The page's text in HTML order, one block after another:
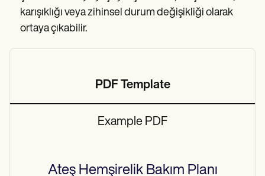
karışıklığı veya zihinsel durum değişikliği olarak
ortaya çıkabilir.
PDF Template
Example PDF
Ateş Hemşirelik Bakım Planı